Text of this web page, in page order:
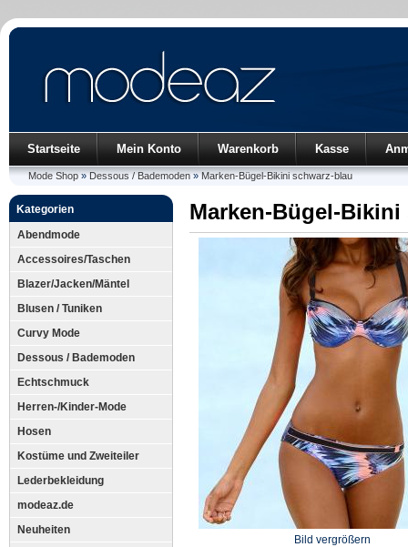
Startseite Mein Konto Warenkorb Kasse
Mode Shop»Dessous / Bademoden»Marken-Bügel-Bikini schwarz-blau
Kategorien
Abendmode
Accessoires/Taschen
Blazer/Jacken/Mäntel
Blusen / Tuniken
Curvy Mode
Dessous / Bademoden
Echtschmuck
Herren-/Kinder-Mode
Hosen
Kostüme und Zweiteiler
Lederbekleidung
modeaz.de
Neuheiten
Marken-Bügel-
Bild vergrößern